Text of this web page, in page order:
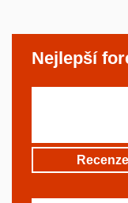
Nejlepší
Recenze